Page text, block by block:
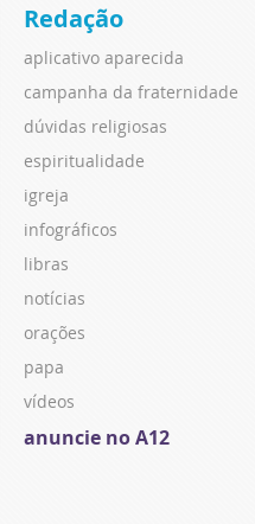
Redação
aplicativo aparecida
campanha da fraternidade
dúvidas religiosas
espiritualidade
igreja
infográficos
libras
notícias
orações
papa
vídeos
anuncie no A12